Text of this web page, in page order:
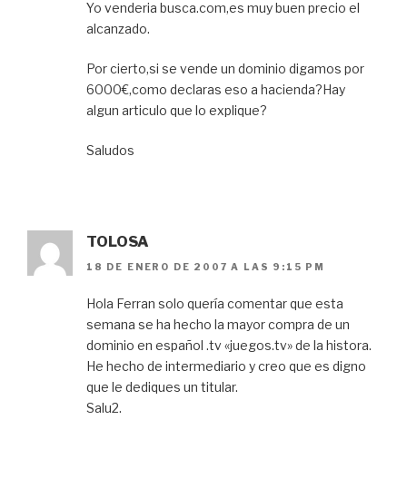
Yo venderia busca.com,es muy buen precio el
alcanzado.
Por cierto,si se vende un dominio digamos por
6000€,como declaras eso a hacienda?Hay
algun articulo que lo explique?
Saludos
TOLOSA
18 DE ENERO DE 2007 A LAS 9:15 PM
Hola Ferran solo quería comentar que esta
semana se ha hecho la mayor compra de un
dominio en español .tv «juegos.tv» de la histora.
He hecho de intermediario y creo que es digno
que le dediques un titular.
Salu2.